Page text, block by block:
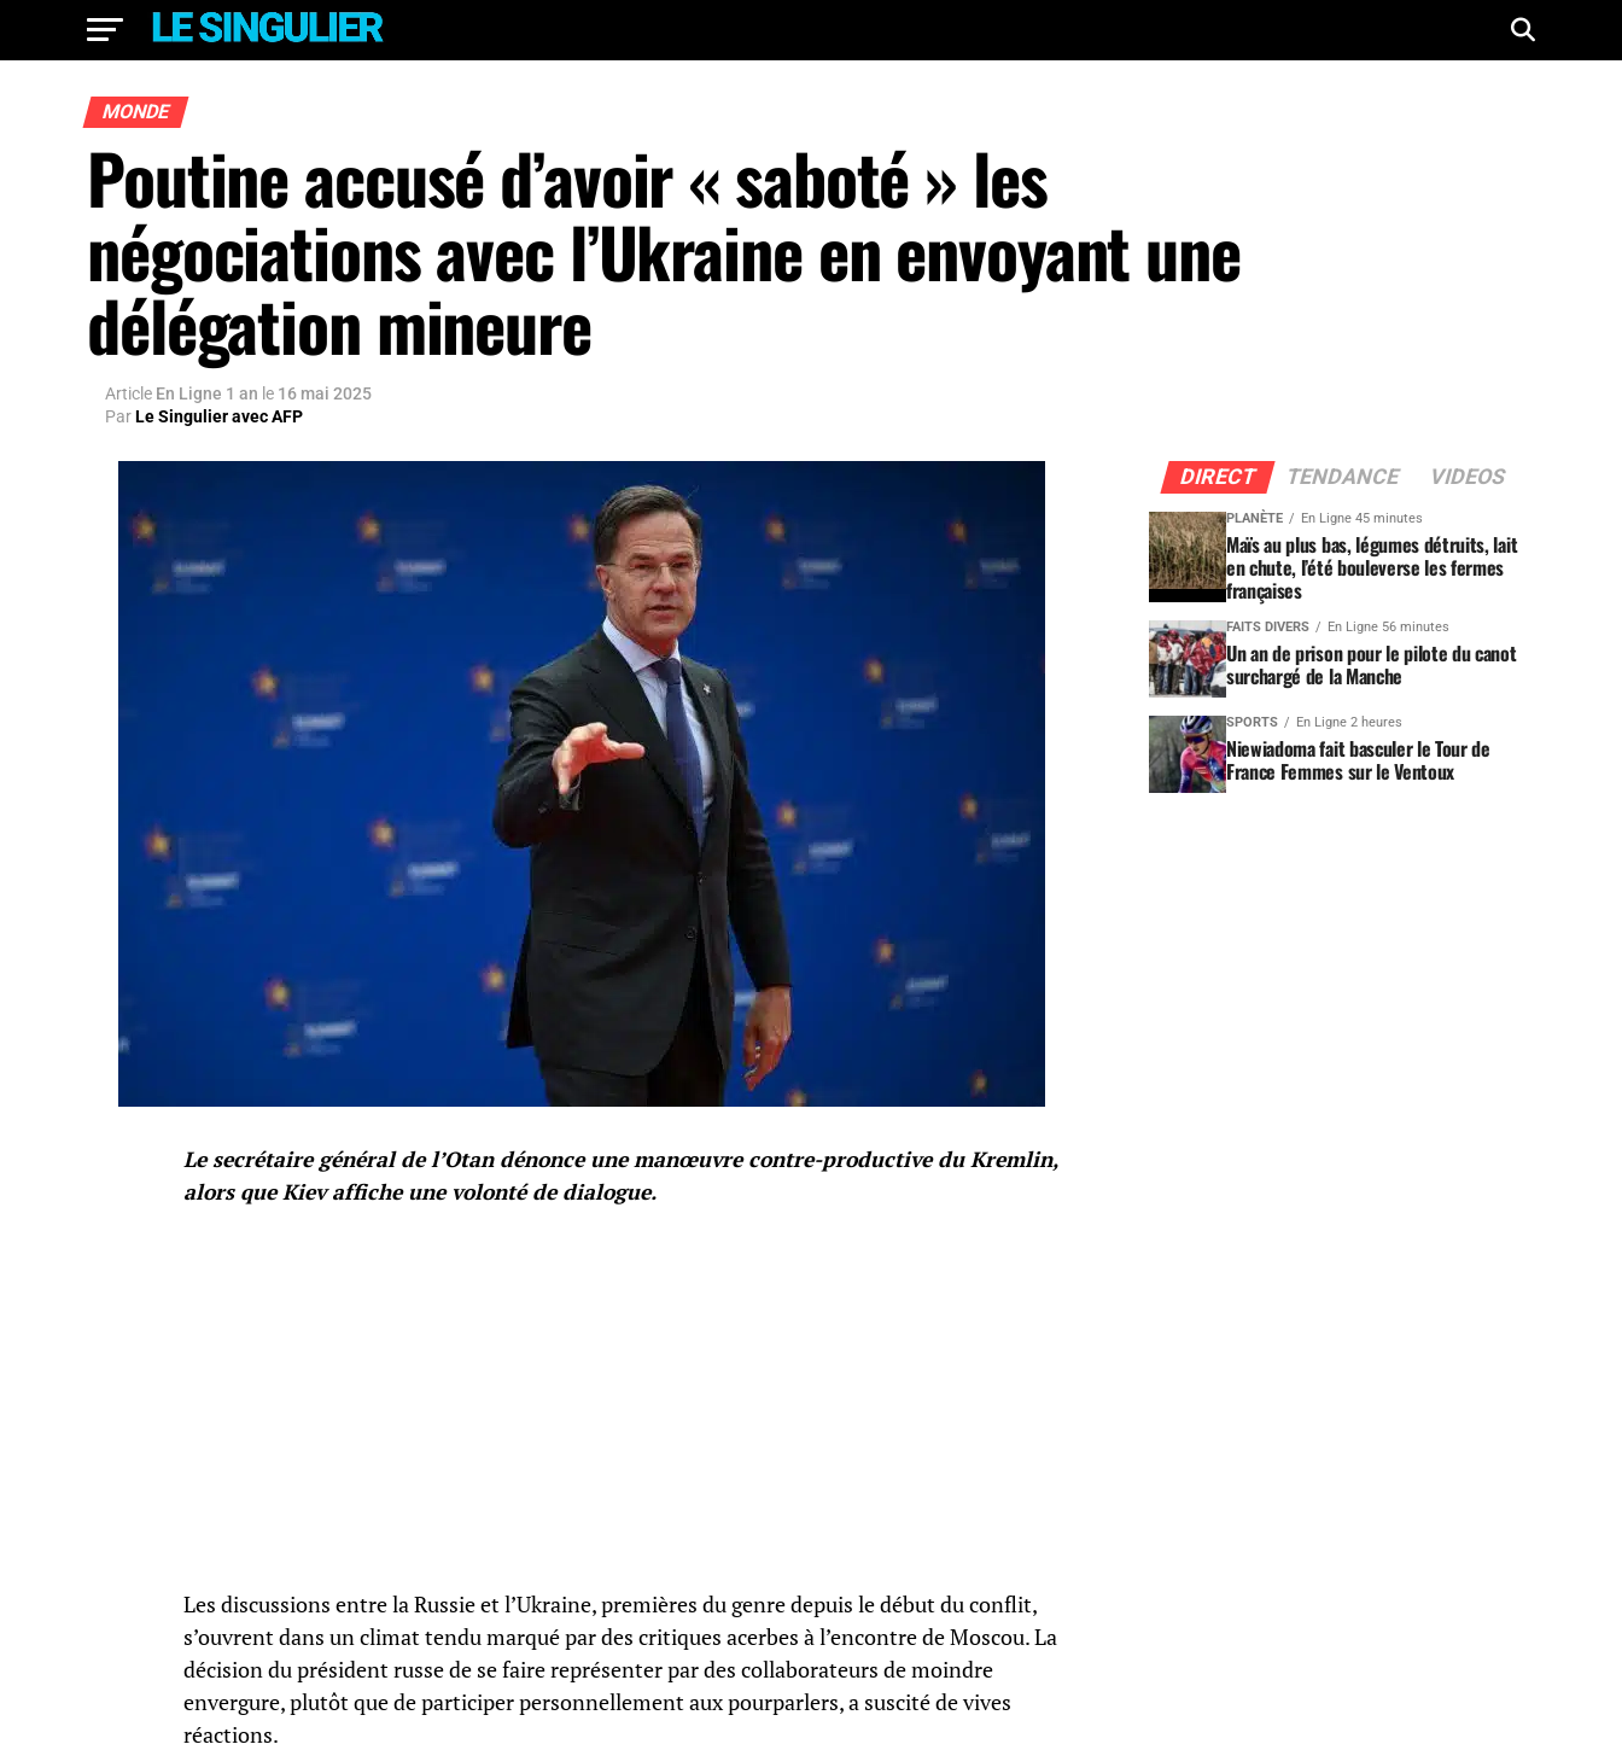
MONDE
Poutine accusé d’avoir « saboté » les
négociations avec l’Ukraine en envoyant une
délégation mineure
Article En Ligne 1 an le 16 mai 2025
ParLe Singulier avec AFP
Le secrétaire général de l’Otan dénonce une manœuvre contre-productive du Kremlin,
alors que Kiev affiche une volonté de dialogue.
Les discussions entre la Russie et l’Ukraine, premières du genre depuis le début du conflit,
s’ouvrent dans un climat tendu marqué par des critiques acerbes à l’encontre de Moscou. La
décision du président russe de se faire représenter par des collaborateurs de moindre
envergure, plutôt que de participer personnellement aux pourparlers, a suscité de vives
réactions.
DIRECT TENDANCE VIDEOS
PLANÈTE En Ligne 45 minutes
Maïs au plus bas, légumes détruits, lait
en chute, l’été bouleverse les fermes
françaises
FAITS DIVERS En Ligne 56 minutes
Un an de prison pour le pilote du canot
surchargé de la Manche
SPORTS En Ligne 2 heures
Niewiadoma fait basculer le Tour de
France Femmes sur le Ventoux